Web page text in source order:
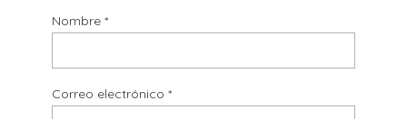
Nombre *
Correo electrónico *